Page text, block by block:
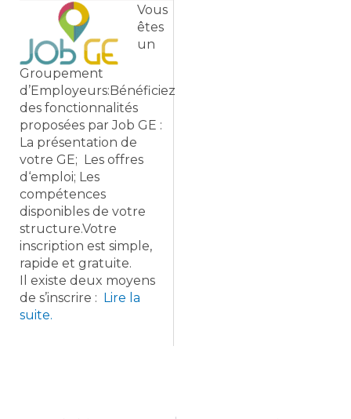
Vous
êtes
un
Groupement
d’Employeurs:Bénéficiez
des fonctionnalités
proposées par Job GE :
La présentation de
votre GE; Les offres
d‘emploi; Les
compétences
disponibles de votre
structure.Votre
inscription est simple,
rapide et gratuite.
Il existe deux moyens
de s’inscrire : Lire la
suite.